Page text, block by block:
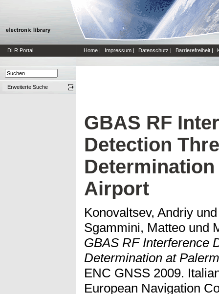
DLR Portal Home | Impressum | Datenschutz | Barrierefreiheit |
Erweiterte Suche
GBAS RF
Detection
Airport
Konovaltsev, Andriy
Sgammini, Matteo und
GBAS RF Interference
Determination at
ENC GNSS 2009.
European Navigation